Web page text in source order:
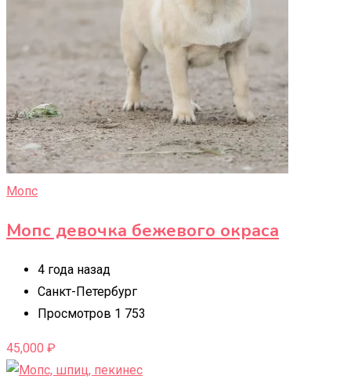
Мопс
Мопс девочка бежевого окраса
4 года назад
Санкт-Петербург
Просмотров 1 753
45,000 ₽